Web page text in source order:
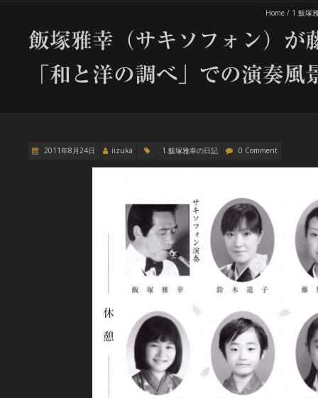
Home / 1.飯塚
飯塚雅幸（サキソフォン）が
「和と洋の調べ」での演奏風
2011年8月24日 iizuka 1.飯塚雅幸の日記 0 Comment